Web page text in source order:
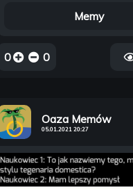
Memy
0 0
Oaza Memów
05.01.2021 20:27